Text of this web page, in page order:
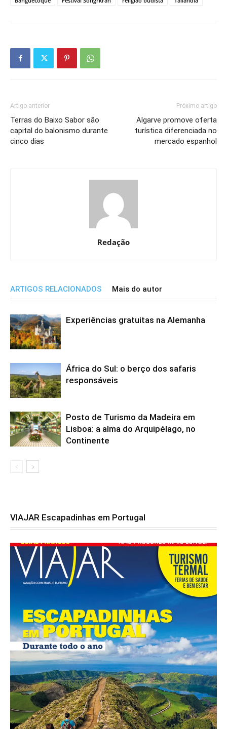
Artigo anterior
Terras do Baixo Sabor são
capital do balonismo durante
cinco dias
Próximo artigo
Algarve promove oferta
turística diferenciada no
mercado espanhol
Redação
ARTIGOS RELACIONADOS Mais do autor
Experiências gratuitas na Alemanha
África do Sul: o berço dos safaris
responsáveis
Posto de Turismo da Madeira em
Lisboa: a alma do Arquipélago, no
Continente
VIAJAR Escapadinhas em Portugal